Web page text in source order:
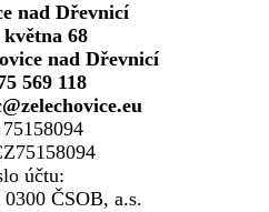
nad Dřevnicí
68
nad Dřevnicí
569 118
účtu:
ČSOB, a.s.